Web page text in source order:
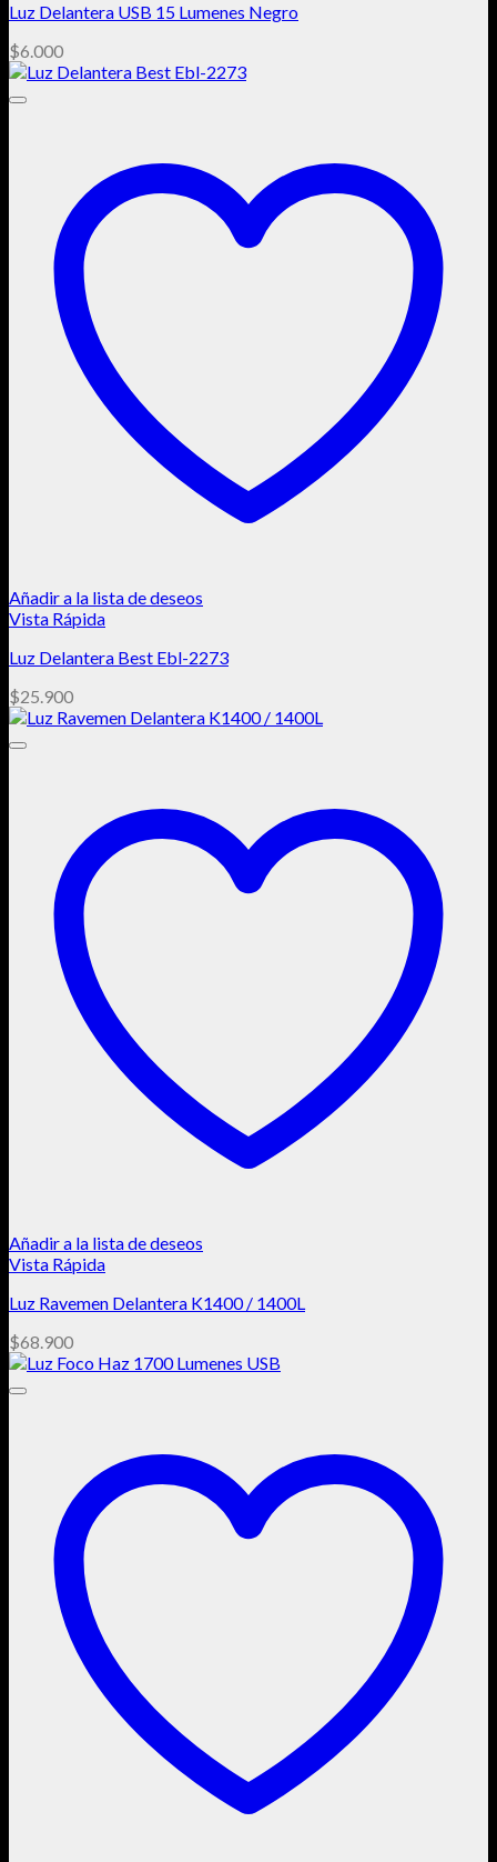
Luz Delantera USB 15 Lumenes Negro
$6.000
Añadir a la lista de deseos
Vista Rápida
Luz Delantera Best Ebl-2273
$25.900
Añadir a la lista de deseos
Vista Rápida
Luz Ravemen Delantera K1400 / 1400L
$68.900